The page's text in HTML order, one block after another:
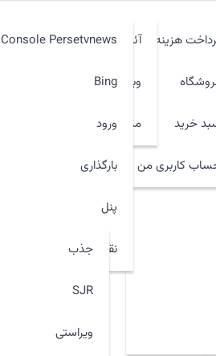
هزینه
خرید
کاربری من
آئین نامهConsole Persetvnews
Bing
ورود
بارگذاری
پنل
نقشه سایت
جذب
SJR
ویراستی
وبمیل
مدیر سایت
کنیم. شاید جستجو بتواند کمک کند.